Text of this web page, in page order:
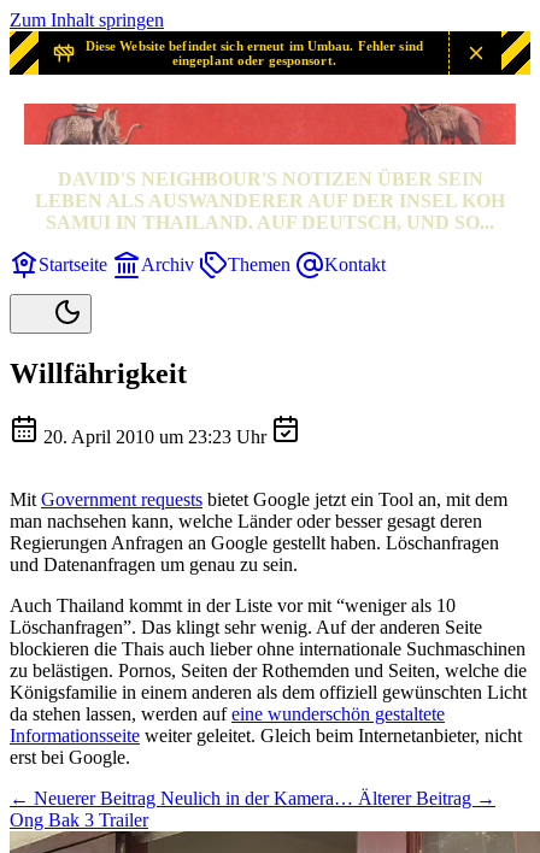
Zum Inhalt springen
Diese Website befindet sich erneut im Umbau. Fehler sind
eingeplant oder gesponsort.
SAMUI? SAMUI!
DAVID'S NEIGHBOUR'S NOTIZEN ÜBER SEIN
LEBEN ALS AUSWANDERER AUF DER INSEL KOH
SAMUI IN THAILAND. AUF DEUTSCH, UND SO...
Startseite Archiv Themen Kontakt
Willfährigkeit
20. April 2010 um 23:23 Uhr
Mit Government requests bietet Google jetzt ein Tool an, mit dem
man nachsehen kann, welche Länder oder besser gesagt deren
Regierungen Anfragen an Google gestellt haben. Löschanfragen
und Datenanfragen um genau zu sein.
Auch Thailand kommt in der Liste vor mit “weniger als 10
Löschanfragen”. Das klingt sehr wenig. Auf der anderen Seite
blockieren die Thais auch lieber ohne internationale Suchmaschinen
zu belästigen. Pornos, Seiten der Rothemden und Seiten, welche die
Königsfamilie in einem anderen als dem offiziell gewünschten Licht
da stehen lassen, werden aufeine wunderschön gestaltete
Informationsseite weiter geleitet. Gleich beim Internetanbieter, nicht
erst bei Google.
← Neuerer Beitrag Neulich in der Kamera… Älterer Beitrag →
Ong Bak 3 Trailer